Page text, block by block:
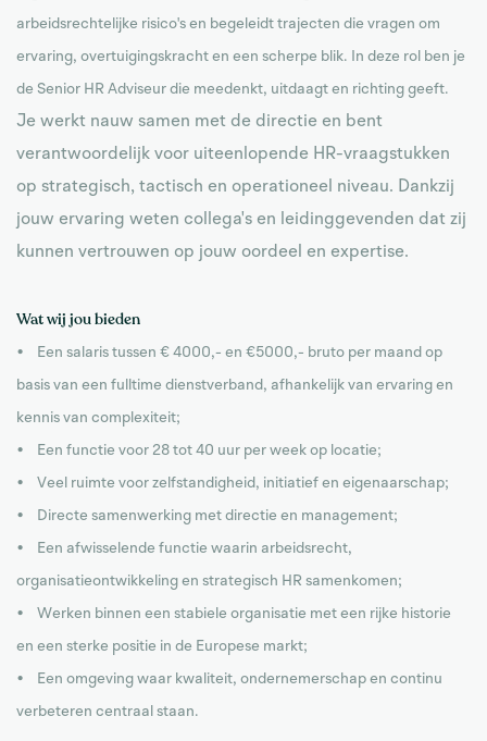
arbeidsrechtelijke risico's en begeleidt trajecten die vragen om
ervaring, overtuigingskracht en een scherpe blik. In deze rol ben je
de Senior HR Adviseur die meedenkt, uitdaagt en richting geeft.
Je werkt nauw samen met de directie en bent
verantwoordelijk voor uiteenlopende HR-vraagstukken
op strategisch, tactisch en operationeel niveau. Dankzij
jouw ervaring weten collega's en leidinggevenden dat zij
kunnen vertrouwen op jouw oordeel en expertise.
Wat wij jou bieden
• Een salaris tussen € 4000,- en €5000,- bruto per maand op
basis van een fulltime dienstverband, afhankelijk van ervaring en
kennis van complexiteit;
• Een functie voor 28 tot 40 uur per week op locatie;
• Veel ruimte voor zelfstandigheid, initiatief en eigenaarschap;
• Directe samenwerking met directie en management;
• Een afwisselende functie waarin arbeidsrecht,
organisatieontwikkeling en strategisch HR samenkomen;
• Werken binnen een stabiele organisatie met een rijke historie
en een sterke positie in de Europese markt;
• Een omgeving waar kwaliteit, ondernemerschap en continu
verbeteren centraal staan.